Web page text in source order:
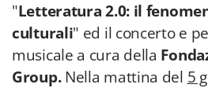
"Letteratura 2.0: il
culturali" ed il concerto e
musicale a cura della
Group.Nella mattina del 5